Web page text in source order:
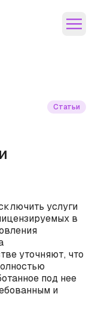
Статьи
услуги
в
уточняют, что
под нее
и